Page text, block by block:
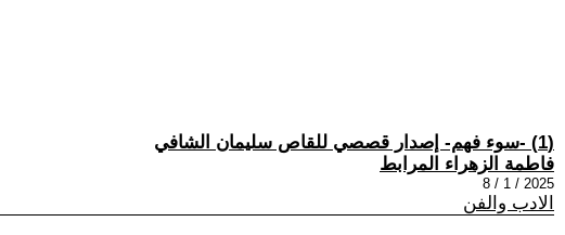
(1) -سوء فهم- إصدار قصصي للقاص سليمان الشافي
فاطمة الزهراء المرابط
2025 / 1 / 8
الادب والفن